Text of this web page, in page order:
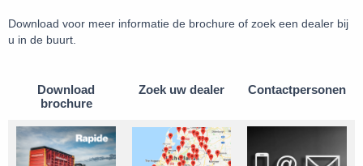
Download voor meer informatie de brochure of zoek een dealer bij
u in de buurt.
Download
brochure
Zoek uw dealer Contactpersonen